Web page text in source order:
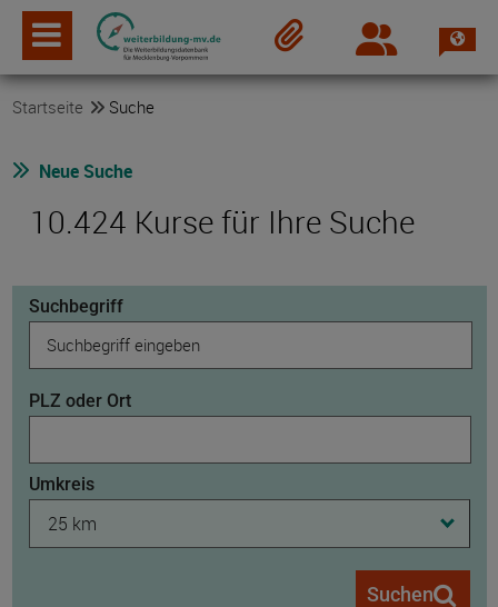
Login
Startseite Suche
Neue Suche
10.424 Kurse für Ihre Suche
Suchbegriff
PLZ oder Ort
Umkreis
25 km
Suchen